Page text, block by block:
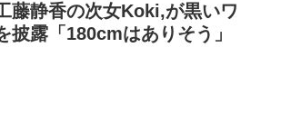
藤静香の次女Koki,が黒いワ
披露「180cmはありそう」